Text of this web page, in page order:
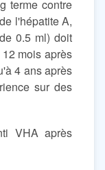
terme contre
l'hépatite A,
0.5 ml) doit
mois après
4 ans après
sur des
VHA après